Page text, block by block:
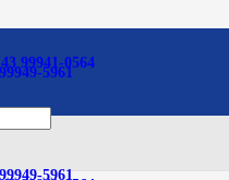
43 99941-0564
5961
5961
direito ao
provas